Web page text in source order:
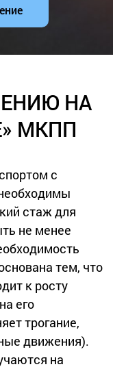
НА
МКПП
с
стаж для
не менее
тем, что
к росту
его
трогание,
движения).
на